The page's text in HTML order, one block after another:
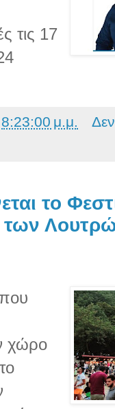
τις 17
8:23:00 μ.μ.
το
των
χώρο